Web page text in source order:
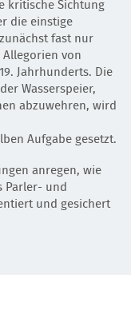
kritische Sichtung
die einstige
fast nur
Allegorien von
Jahrhunderts. Die
Wasserspeier,
abzuwehren, wird
Aufgabe gesetzt.
anregen, wie
Parler- und
und gesichert